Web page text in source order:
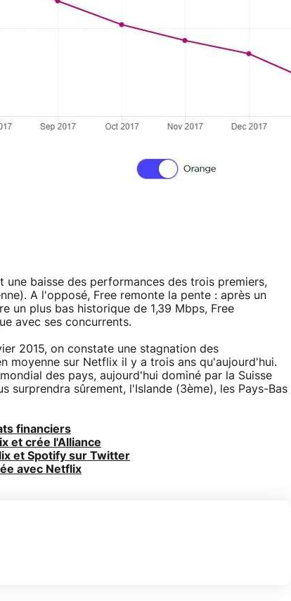
baisse des performances des trois premiers,
A l'opposé, Free remonte la pente : après un
un plus bas historique de 1,39 Mbps, Free
avec ses concurrents.
2015, on constate une stagnation des
moyenne sur Netflix il y a trois ans qu'aujourd'hui.
des pays, aujourd'hui dominé par la Suisse
surprendra sûrement, l'Islande (3ème), les Pays-Bas
financiers
et crée l'Alliance
et Spotify sur Twitter
avec Netflix